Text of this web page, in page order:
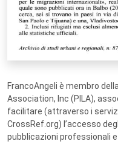
FrancoAngeli è membro
Association, Inc (PILA),
facilitare (attraverso i
CrossRef.org) l’accesso
pubblicazioni professionali